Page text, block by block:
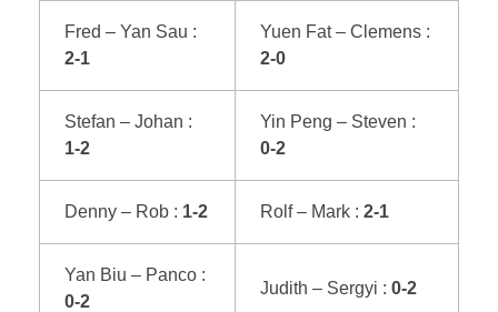
Fred – Yan Sau :
2-1
Yuen Fat – Clemens :
2-0
Stefan – Johan :
1-2
Yin Peng – Steven :
0-2
Denny – Rob : 1-2 Rolf – Mark :2-1
Yan Biu – Panco :
0-2
Judith – Sergyi :0-2